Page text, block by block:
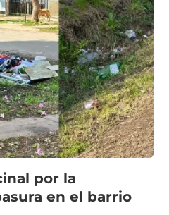
por la
en el barrio